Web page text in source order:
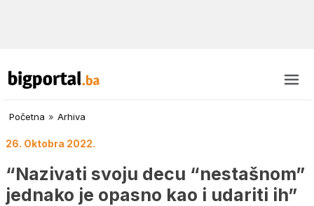
Početna » Arhiva
26. Oktobra 2022.
“Nazivati svoju decu “nestašnom”
jednako je opasno kao i udariti ih”